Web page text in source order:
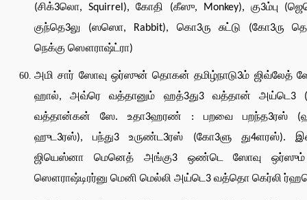
(சிக்3லொ, Squirrel), கோதி (கீஸு, Monkey), கு3ம்பு
குந்தெ3லு (ஸஸொ, Rabbit), கொ3ரு சுட்டு (கோ3ரு
நெக்கு ஸௌராஷ்ட்ரா)
அமி சார் ஸோவு ஒர்ஸுன் தொகன் தமிழ்நாடு3ம் ஜிவ்லேத்
ஹால், அவ்ரெ வத்தானும் ஹத்3து3 வத்தான் அய்டெ3
வத்தான்கன் ஸே. உதா3ஹரண் : பறவை பறந்த3ரஸ்
ஹுட3ரஸ்), பந்து3 உருண்ட3ரஸ் (கோ3ளு து4ளரஸ்).
ஜியெஸ்னா மெனெத் அங்கு3 ஒண்டெ ஸோவு
ஸௌராஷ்டிரர்னு மெனி மெல்லி அய்டெ3 வத்தொ கெர்லி